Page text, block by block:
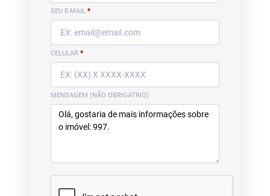
SEU E-MAIL *
CELULAR *
MENSAGEM (NÃO OBRIGATRIO)